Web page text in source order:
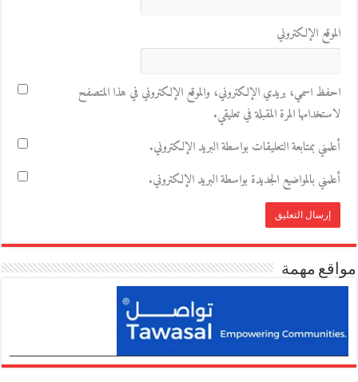
الموقع الإلكتروني
احفظ اسمي، بريدي الإلكتروني، والموقع الإلكتروني في هذا المتصفح
لاستخدامها المرة المقبلة في تعليقي.
أعلمني بمتابعة التعليقات بواسطة البريد الإلكتروني.
أعلمني بالمواضيع الجديدة بواسطة البريد الإلكتروني.
مواقع مهمة